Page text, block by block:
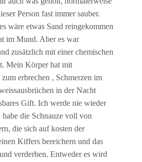
Person fast immer sauber.
wäre etwas Sand reingekommen
im Mund. Aber es war
zusätzlich mit einer chemischen
Mein Körper hat mit
erbrechen , Schmerzen im
in der Nacht
Gift. Ich werde nie wieder
habe die Schnauze voll von
die sich auf kosten der
Kiffers bereichern und das
verderben. Entweder es wird